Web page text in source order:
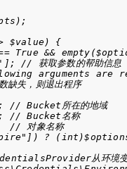
$value) {
True &&
// 获取参数的帮助信息
arguments are
失，则退出程序
Bucket所在的地域
// Bucket名称
对象名称
?
从环境